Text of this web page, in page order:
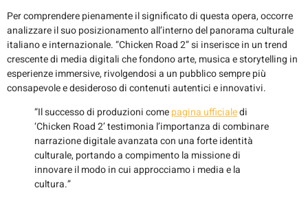
Per comprendere pienamente il significato di questa opera, occorre
analizzare il suo posizionamento all’interno del panorama culturale
italiano e internazionale. “Chicken Road 2” si inserisce in un trend
crescente di media digitali che fondono arte, musica e storytelling in
esperienze immersive, rivolgendosi a un pubblico sempre più
consapevole e desideroso di contenuti autentici e innovativi.
“Il successo di produzioni comepagina ufficialedi
‘Chicken Road 2’ testimonia l’importanza di combinare
narrazione digitale avanzata con una forte identità
culturale, portando a compimento la missione di
innovare il modo in cui approcciamo i media e la
cultura.”